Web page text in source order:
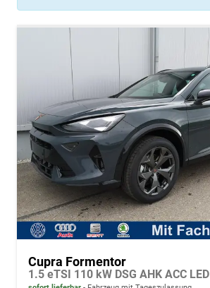
Cupra Formentor
1.5 eTSI 110 kW DSG AHK ACC LED